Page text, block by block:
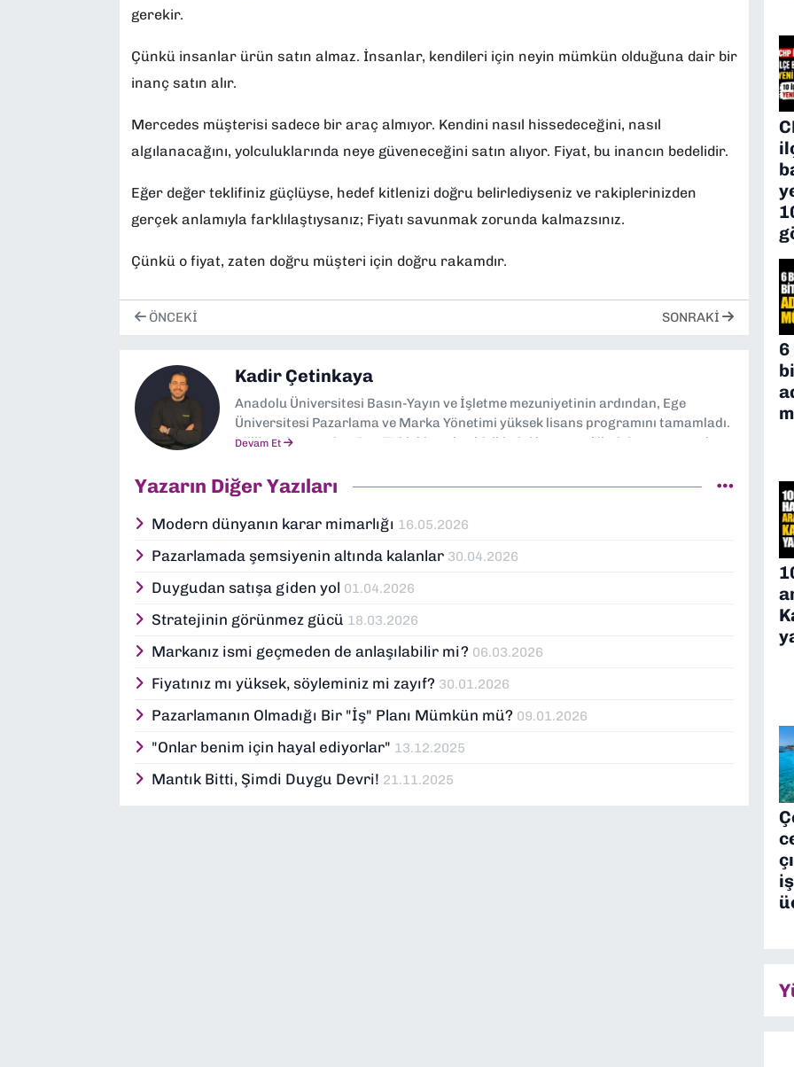
gerekir.
Çünkü insanlar ürün satın almaz. İnsanlar, kendileri için neyin mümkün olduğuna dair bir
inanç satın alır.
Mercedes müşterisi sadece bir araç almıyor. Kendini nasıl hissedeceğini, nasıl
algılanacağını, yolculuklarında neye güveneceğini satın alıyor. Fiyat, bu inancın bedelidir.
Eğer değer teklifiniz güçlüyse, hedef kitlenizi doğru belirlediyseniz ve rakiplerinizden
gerçek anlamıyla farklılaştıysanız; Fiyatı savunmak zorunda kalmazsınız.
Çünkü o fiyat, zaten doğru müşteri için doğru rakamdır.
ÖNCEKI SONRAKI
Kadir Çetinkaya
Anadolu Üniversitesi Basın-Yayın ve İşletme mezuniyetinin ardından, Ege
Üniversitesi Pazarlama ve Marka Yönetimi yüksek lisans programını tamamladı.
Milliyet Gazetesi ve Ben TV’deki medya birikimini kurumsal iletişime taşıyarak;
Devam Et
Yazarın Diğer Yazıları
Modern dünyanın karar mimarlığı 16.05.2026
Pazarlamada şemsiyenin altında kalanlar 30.04.2026
Duygudan satışa giden yol 01.04.2026
Stratejinin görünmez gücü 18.03.2026
Markanız ismi geçmeden de anlaşılabilir mi? 06.03.2026
Fiyatınız mı yüksek, söyleminiz mi zayıf? 30.01.2026
Pazarlamanın Olmadığı Bir "İş" Planı Mümkün mü? 09.01.2026
"Onlar benim için hayal ediyorlar" 13.12.2025
Mantık Bitti, Şimdi Duygu Devri! 21.11.2025
6